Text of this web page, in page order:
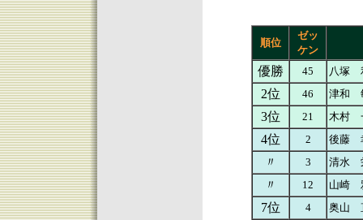
順位
ゼッ
ケン
優勝 45 八塚
2位 46 津和
3位 21 木村
4位 2 後藤
〃 3 清水
〃 12 山崎
7位 4 奥山